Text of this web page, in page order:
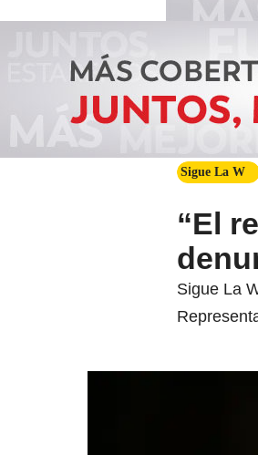
Sigue La W
“El
Sigue La